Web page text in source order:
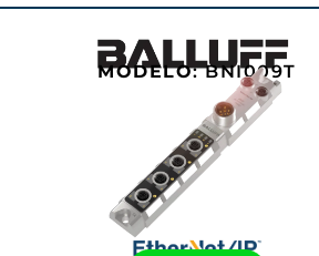
MODELO: BNI009T